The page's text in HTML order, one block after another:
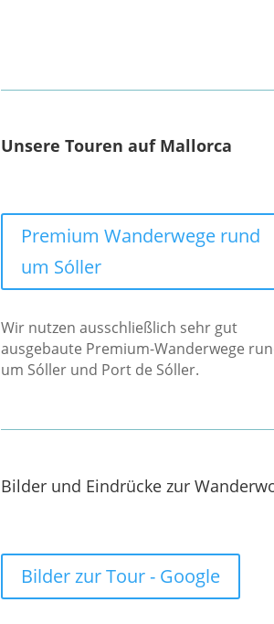
Unsere Touren auf Mallorca
Premium Wanderwege rund
um Sóller
Wir nutzen ausschließlich sehr gut
ausgebaute Premium-Wanderwege
um Sóller und Port de Sóller.
Bilder und Eindrücke zur
Bilder zur Tour - Google